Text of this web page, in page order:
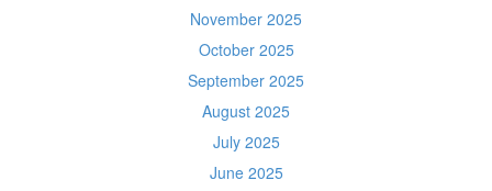
November 2025
October 2025
September 2025
August 2025
July 2025
June 2025